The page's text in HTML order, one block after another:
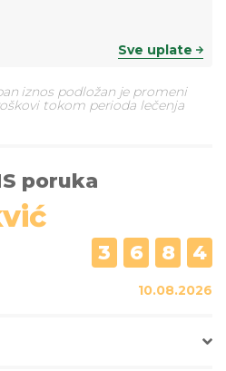
Sve uplate
iznos podložan je promeni
tokom perioda lečenja
poruka
3 6 8 4
10.08.2026